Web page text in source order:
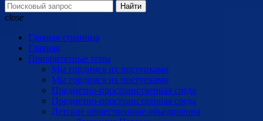
Найти
close
Главная страница
Главная
Приоритетные темы
Мы гордимся их поступками
Мы гордимся их поступками
Предметно-пространственная среда
Предметно-пространственная среда
Детские общественные объединения